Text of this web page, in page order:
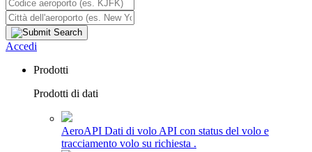
Accedi
Prodotti
Prodotti di dati
AeroAPI Dati di volo API con status del volo e
tracciamento volo su richiesta .